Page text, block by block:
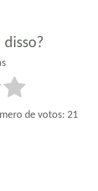
disso?
de votos: 21